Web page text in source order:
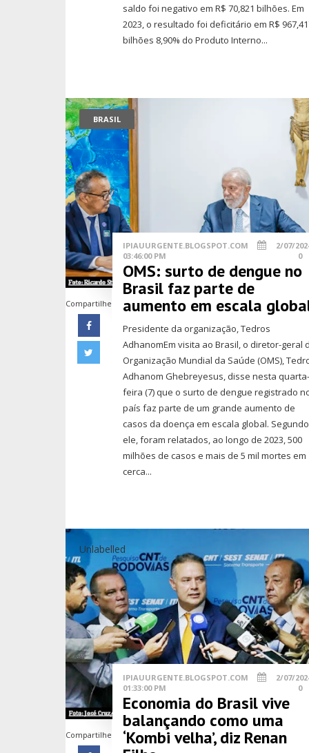
saldo foi negativo em R$ 70,821 bilhões. Em
2023, o resultado foi deficitário em R$
bilhões 8,90% do Produto Interno...
BRASIL
Compartilhe
IPIAUURGENTE.BLOGSPOT.COM
2/07/
03:46:00 PM
0
OMS: surto de dengue no
Brasil faz parte de
aumento em escala
Presidente da organização, Tedros
AdhanomEm visita ao Brasil, o diretor-geral
Organização Mundial da Saúde (OMS),
Adhanom Ghebreyesus, disse nesta
feira (7) que o surto de dengue registrado
país faz parte de um grande aumento de
casos da doença em escala global. Segundo
ele, foram relatados, ao longo de 2023, 500
milhões de casos e mais de 5 mil mortes em
cerca...
Unlabelled
Compartilhe
IPIAUURGENTE.BLOGSPOT.COM
2/07/
01:33:00 PM
0
Economia do Brasil vive
balançando como uma
‘Kombi velha’, diz Renan